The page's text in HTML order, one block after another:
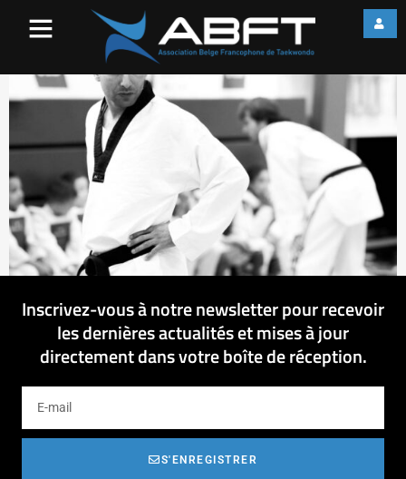
Inscrivez-vous à notre newsletter pour recevoir
les dernières actualités et mises à jour
directement dans votre boîte de réception.
S'ENREGISTRER